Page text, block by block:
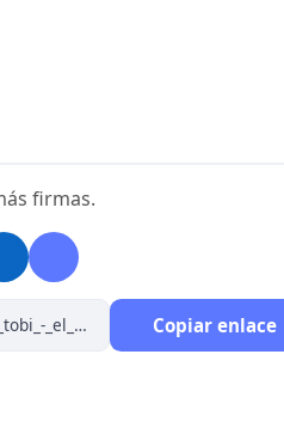
firmas.
Copiar enlace